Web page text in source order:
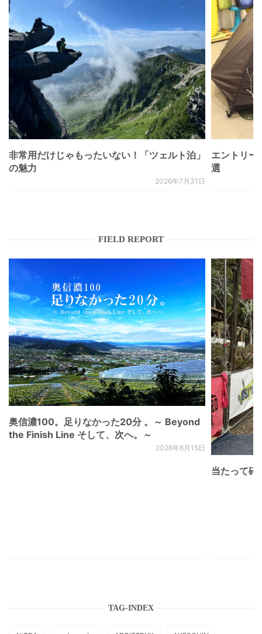
非常用だけじゃもったいない！「ツェルト泊」
の魅力
2026年7月31日
エントリー
選
FIELD REPORT
奥信濃100。足りなかった20分 。～ Beyond
the Finish Line そして、次へ。～
2026年6月15日
当たって砕
TAG-INDEX